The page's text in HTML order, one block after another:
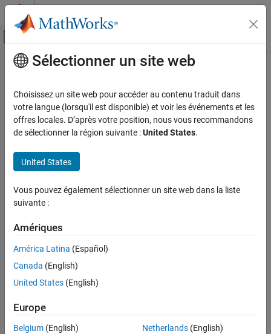
Passer au contenu
Activer/désactiver l'affichage du menu
Accueil de la documentation
Simulink Test
remove
ON THIS PAGE
Syntax
Input Arguments
Version History
Contenu principal
remove
Class:sltest.testmanager.ResultSet
Namespace:sltest.testmanager
expand all in page
remove(result)
Description
remove( result )removes
sltest.testmanager.ResultSet
visible, the corresponding results are removed from the
Input Arguments
Sélectionner un site web
Choisissez un site web pour accéder au contenu traduit dans
votre langue (lorsqu'il est disponible) et voir les événements et les
offres locales. D’après votre position, nous vous recommandons
de sélectionner la région suivante :United States.
United States
Vous pouvez également sélectionner un site web dans la liste
suivante :
Amériques
América Latina (Español)
Canada (English)
United States (English)
Europe
Belgium (English)
Netherlands(English)